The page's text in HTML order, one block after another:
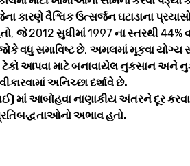
કારણે વૈશ્વિક ઉત્સર્જન ઘટાડાના
, જે2012 સુધીમાં1997 ના સ્તરથી44%
વધુ સમાવિષ્ટ છે, અમલમાં મૂકવા યોગ્ય
આપવા માટે બનાવાયેલ નુકસાન અને
અનિચ્છા દર્શાવે છે.
માં આબોહવા નાણાકીય અંતરને દૂર
અભાવ હતો.